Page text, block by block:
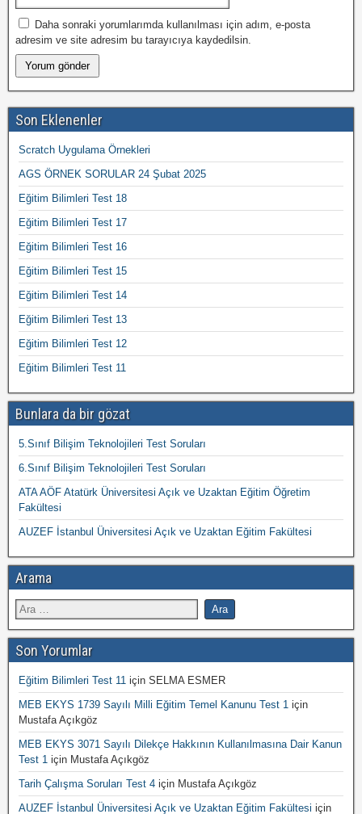
Daha sonraki yorumlarımda kullanılması için adım, e-posta
adresim ve site adresim bu tarayıcıya kaydedilsin.
Son Eklenenler
Scratch Uygulama Örnekleri
AGS ÖRNEK SORULAR 24 Şubat 2025
Eğitim Bilimleri Test 18
Eğitim Bilimleri Test 17
Eğitim Bilimleri Test 16
Eğitim Bilimleri Test 15
Eğitim Bilimleri Test 14
Eğitim Bilimleri Test 13
Eğitim Bilimleri Test 12
Eğitim Bilimleri Test 11
Bunlara da bir gözat
5.Sınıf Bilişim Teknolojileri Test Soruları
6.Sınıf Bilişim Teknolojileri Test Soruları
ATA AÖF Atatürk Üniversitesi Açık ve Uzaktan Eğitim Öğretim
Fakültesi
AUZEF İstanbul Üniversitesi Açık ve Uzaktan Eğitim Fakültesi
Arama
Son Yorumlar
Eğitim Bilimleri Test 11 için SELMA ESMER
MEB EKYS 1739 Sayılı Milli Eğitim Temel Kanunu Test 1 için
Mustafa Açıkgöz
MEB EKYS 3071 Sayılı Dilekçe Hakkının Kullanılmasına Dair Kanun
Test 1 için Mustafa Açıkgöz
Tarih Çalışma Soruları Test 4 için Mustafa Açıkgöz
AUZEF İstanbul Üniversitesi Açık ve Uzaktan Eğitim Fakültesi için